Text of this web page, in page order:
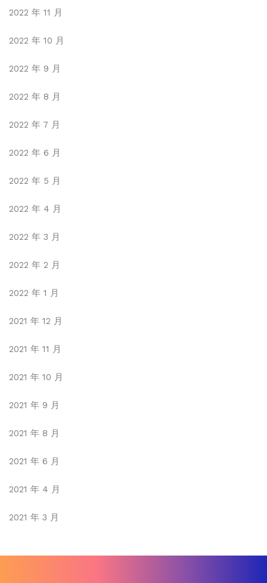
2022 年 11 月
2022 年 10 月
2022 年 9 月
2022 年 8 月
2022 年 7 月
2022 年 6 月
2022 年 5 月
2022 年 4 月
2022 年 3 月
2022 年 2 月
2022 年 1 月
2021 年 12 月
2021 年 11 月
2021 年 10 月
2021 年 9 月
2021 年 8 月
2021 年 6 月
2021 年 4 月
2021 年 3 月